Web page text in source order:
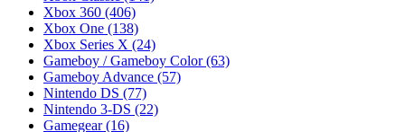
Xbox 360 (406)
Xbox One (138)
Xbox Series X (24)
Gameboy / Gameboy Color(63)
Gameboy Advance (57)
Nintendo DS (77)
Nintendo 3-DS (22)
Gamegear(16)